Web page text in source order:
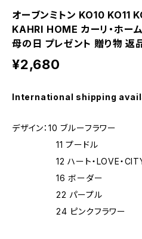
オーブンミトン KO10 KO11
KAHRI HOME カーリ・ホー
母の日 プレゼント 贈り物 返
¥2,680
International shipping
デザイン：10 ブルーフラワー
11 プードル
12 ハート・LOVE・
16 ボーダー
22 パープル
24 ピンクフラワー